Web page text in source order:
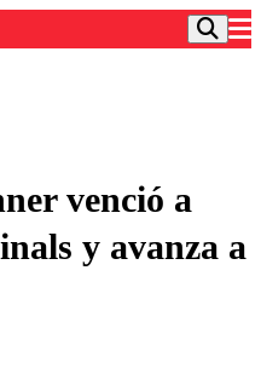
venció a
y avanza a